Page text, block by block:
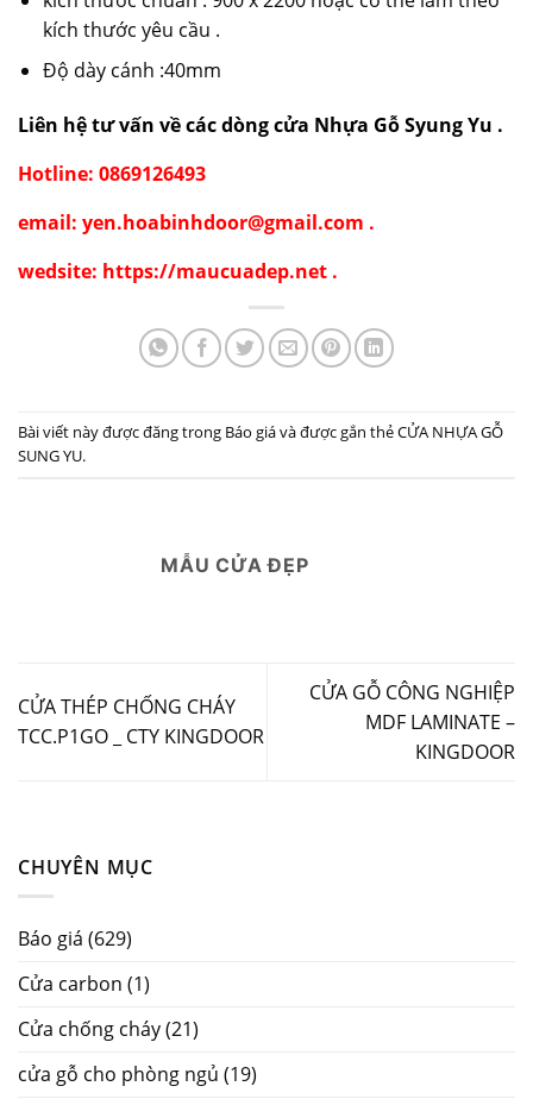
CHUYÊN MỤC
Báo giá (629)
Cửa carbon (1)
Cửa chống cháy(21)
cửa gỗ cho phòng ngủ (19)
kích thước yêu cầu .
Độ dày cánh :40mm
Liên hệ tư vấn về các dòng cửa Nhựa Gỗ Syung Yu .
Hotline: 0869126493
email: yen.hoabinhdoor@gmail.com .
wedsite: https://maucuadep.net .
Bài viết này được đăng trong Báo giávà được gắn thẻCỬA NHỰA GỖ
SUNG YU.
MẪU CỬA ĐẸP
CỬA THÉP CHỐNG CHÁY
TCC.P1GO _ CTY KINGDOOR
CỬA GỖ CÔNG NGHIỆP
MDF LAMINATE –
KINGDOOR